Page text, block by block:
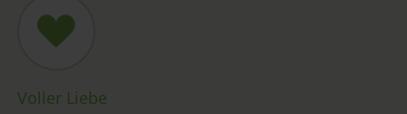
Voller Liebe